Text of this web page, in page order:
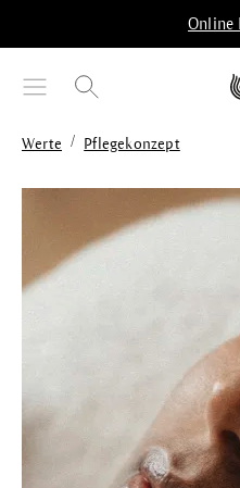
Online
Werte / Pflegekonzept